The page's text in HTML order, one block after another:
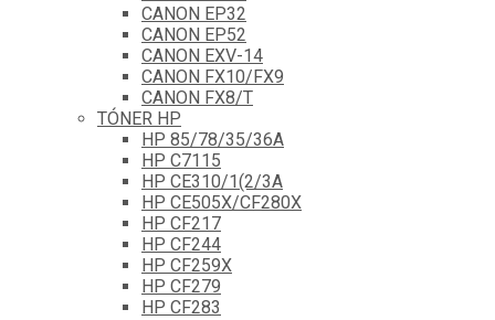
CANON EP32
CANON EP52
CANON EXV-14
CANON FX10/FX9
CANON FX8/T
TÓNER HP
HP 85/78/35/36A
HP C7115
HP CE310/1(2/3A
HP CE505X/CF280X
HP CF217
HP CF244
HP CF259X
HP CF279
HP CF283